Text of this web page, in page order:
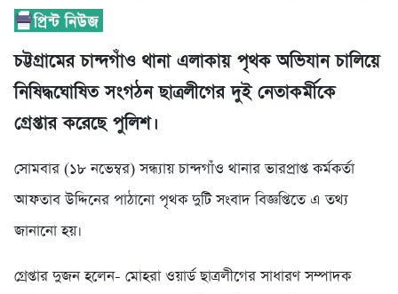
চট্টগ্রামের চান্দগাঁও থানা এলাকায় পৃথক অভিযান চালিয়ে
নিষিদ্ধঘোষিত সংগঠন ছাত্রলীগের দুই নেতাকর্মীকে
গ্রেপ্তার করেছে পুলিশ।
সোমবার (১৮ নভেম্বর) সন্ধ্যায় চান্দগাঁও থানার ভারপ্রাপ্ত কর্মকর্তা
আফতাব উদ্দিনের পাঠানো পৃথক দুটি সংবাদ বিজ্ঞপ্তিতে এ তথ্য
জানানো হয়।
গ্রেপ্তার দুজন হলেন- মোহরা ওয়ার্ড ছাত্রলীগের সাধারণ সম্পাদক